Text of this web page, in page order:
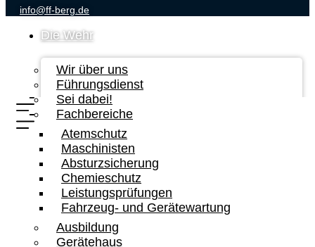
info@ff-berg.de
Die Wehr
Wir über uns
Führungsdienst
Sei dabei!
Fachbereiche
Atemschutz
Maschinisten
Absturzsicherung
Chemieschutz
Leistungsprüfungen
Fahrzeug- und Gerätewartung
Ausbildung
Gerätehaus